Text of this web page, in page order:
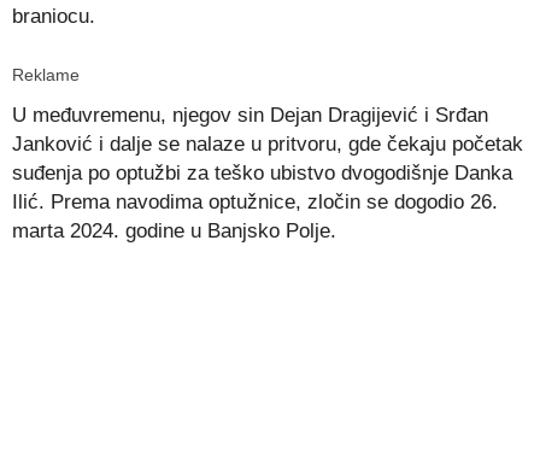
braniocu.
Reklame
U međuvremenu, njegov sin Dejan Dragijević i Srđan
Janković i dalje se nalaze u pritvoru, gde čekaju početak
suđenja po optužbi za teško ubistvo dvogodišnje Danka
Ilić. Prema navodima optužnice, zločin se dogodio 26.
marta 2024. godine u Banjsko Polje.